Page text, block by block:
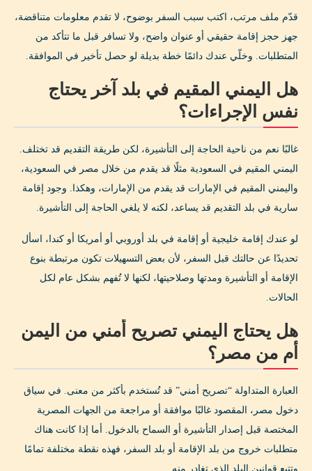
قدّم ملف مرتب، اكتب سبب السفر بوضوح، لا تقدم معلومات متناقضة،
جهز حجز إقامة حقيقي أو عنوان واضح، ولا تسافر قبل ما تتأكد من
المتطلبات. وخلّي عندك دائمًا خطة بديلة لو حصل تأخير في الموافقة.
هل اليمني المقيم في بلد آخر يحتاج
نفس الإجراءات؟
غالبًا نعم من ناحية الحاجة إلى التأشيرة، لكن طريقة التقديم قد تختلف.
اليمني المقيم في السعودية مثلًا قد يقدم من خلال مصر في السعودية،
واليمني المقيم في الإمارات قد يقدم من الإمارات، وهكذا. وجود إقامة
سارية في بلد التقديم قد يساعد، لكنه لا يلغي الحاجة إلى التأشيرة.
لو عندك إقامة خليجية أو إقامة في بلد أوروبي أو أمريكا أو كندا، اسأل
تحديدًا عن حالتك قبل السفر، لأن بعض التسهيلات تكون مرتبطة بنوع
الإقامة أو التأشيرة ومدتها وصلاحيتها، لكنها لا تُفهم بشكل عام لكل
الحالات.
هل يحتاج اليمني تصريح أمني من اليمن
أم من مصر؟
العبارة المتداولة “تصريح أمني” قد تُستخدم بأكثر من معنى. في سياق
دخول مصر، المقصود غالبًا موافقة أو مراجعة من الجهات المصرية
المختصة قبل إصدار التأشيرة أو السماح بالدخول. أما إذا كانت هناك
متطلبات خروج من بلد الإقامة أو بلد السفر، فهذه نقطة مختلفة تمامًا
وتتبع قوانين البلد الذي تغادر منه.